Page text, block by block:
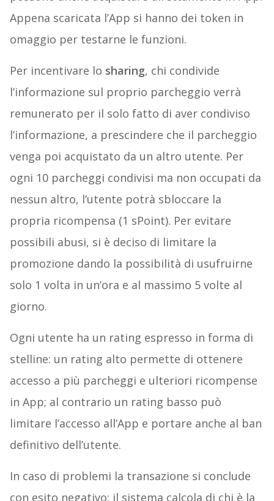
Appena scaricata l’App si hanno dei token in
omaggio per testarne le funzioni.
Per incentivare lo sharing, chi condivide
l’informazione sul proprio parcheggio verrà
remunerato per il solo fatto di aver condiviso
l’informazione, a prescindere che il parcheggio
venga poi acquistato da un altro utente. Per
ogni 10 parcheggi condivisi ma non occupati da
nessun altro, l’utente potrà sbloccare la
propria ricompensa (1 sPoint). Per evitare
possibili abusi, si è deciso di limitare la
promozione dando la possibilità di usufruirne
solo 1 volta in un’ora e al massimo 5 volte al
giorno.
Ogni utente ha un rating espresso in forma di
stelline: un rating alto permette di ottenere
accesso a più parcheggi e ulteriori ricompense
in App; al contrario un rating basso può
limitare l’accesso all’App e portare anche al ban
definitivo dell’utente.
In caso di problemi la transazione si conclude
con esito negativo: il sistema calcola di chi è la